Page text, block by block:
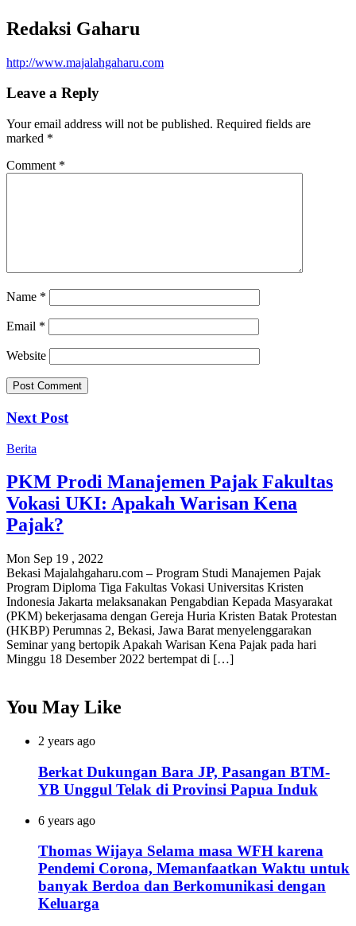
Redaksi Gaharu
http://www.majalahgaharu.com
Leave a Reply
Your email address will not be published. Required fields are
marked *
Comment *
Name *
Email *
Website
Next Post
Berita
PKM Prodi Manajemen Pajak Fakultas
Vokasi UKI: Apakah Warisan Kena
Pajak?
Mon Sep 19 , 2022
Bekasi Majalahgaharu.com – Program Studi Manajemen Pajak
Program Diploma Tiga Fakultas Vokasi Universitas Kristen
Indonesia Jakarta melaksanakan Pengabdian Kepada Masyarakat
(PKM) bekerjasama dengan Gereja Huria Kristen Batak Protestan
(HKBP) Perumnas 2, Bekasi, Jawa Barat menyelenggarakan
Seminar yang bertopik Apakah Warisan Kena Pajak pada hari
Minggu 18 Desember 2022 bertempat di […]
You May Like
2 years ago
Berkat Dukungan Bara JP, Pasangan BTM-
YB Unggul Telak di Provinsi Papua Induk
6 years ago
Thomas Wijaya Selama masa WFH karena
Pendemi Corona, Memanfaatkan Waktu untuk
banyak Berdoa dan Berkomunikasi dengan
Keluarga